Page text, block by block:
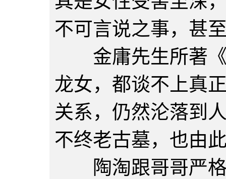
不可言说之事，甚
金庸先生所著《
龙女，都谈不上真
关系，仍然沦落到
不终老古墓，也由
陶淘跟哥哥严格